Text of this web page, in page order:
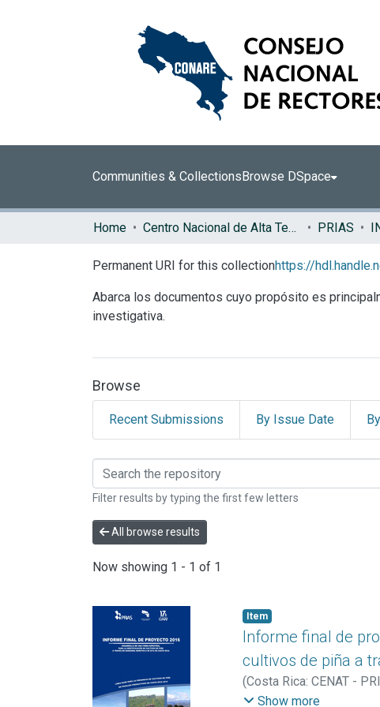
Communities & CollectionsBrowse DSpace
Home Centro Nacional de Alta Tecnología (CENAT) PRIAS
Permanent URI for this collectionhttps://
Abarca los documentos cuyo propósito es
investigativa.
Browse
Recent Submissions By Issue Date
Browsing INFORMES
Filter results by typing the first few letters
All browse results
Now showing 1 - 1 of 1
Item
Informe final de
cultivos de piña a
(Costa Rica: CENAT -
Marilyn
Show more